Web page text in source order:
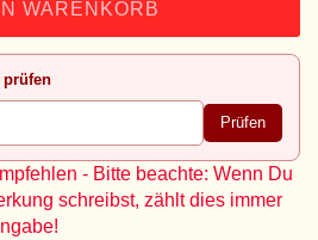
WARENKORB
prüfen
Prüfen
- Bitte beachte: Wenn Du
schreibst, zählt dies immer